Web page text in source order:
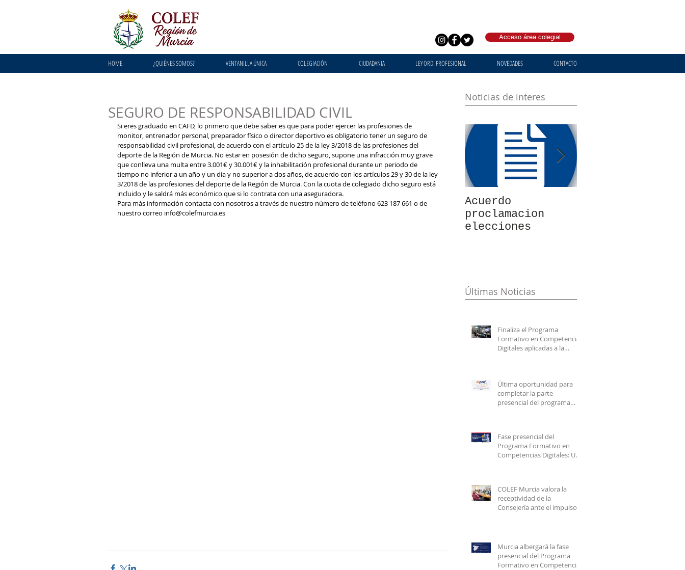
Acceso área colegial
HOME ¿QUIÉNES SOMOS? VENTANILLA ÚNICA COLEGIACIÓN CIUDADANIA LEY ORD. PROFESIONAL NOVEDADES CONTACTO
SEGURO DE RESPONSABILIDAD CIVIL
Si eres graduado en CAFD, lo primero que debe saber es que para poder ejercer las profesiones de
monitor, entrenador personal, preparador físico o director deportivo es obligatorio tener un seguro de
responsabilidad civil profesional, de acuerdo con el artículo 25 de la ley 3/2018 de las profesiones del
deporte de la Región de Murcia. No estar en posesión de dicho seguro, supone una infracción muy grave
que conlleva una multa entre 3.001€ y 30.001€ y la inhabilitación profesional durante un periodo de
tiempo no inferior a un año y un día y no superior a dos años, de acuerdo con los artículos 29 y 30 de la ley
3/2018 de las profesiones del deporte de la Región de Murcia. Con la cuota de colegiado dicho seguro está
incluido y le saldrá más económico que si lo contrata con una aseguradora.
Para más información contacta con nosotros a través de nuestro número de teléfono 623 187 661 o de
nuestro correo info@colefmurcia.es
Noticias de interes
Acuerdo
proclamacion
elecciones
Últimas Noticias
Finaliza el Programa
Formativo en Competencias
Digitales aplicadas a la
COLEF
Última oportunidad para
completar la parte
presencial del programa
Fase presencial del
Programa Formativo en
Competencias Digitales: Un
networking entre
profesionales del Deporte
en Murcia
COLEF Murcia valora la
receptividad de la
Consejería ante el impulso
Murcia albergará la fase
presencial del Programa
Formativo en Competencias